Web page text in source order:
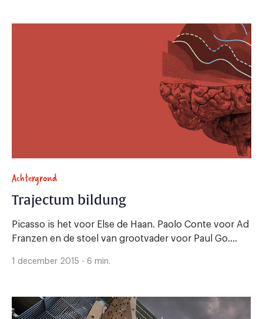
Achtergrond
Trajectum bildung
Picasso is het voor Else de Haan. Paolo Conte voor Ad
Franzen en de stoel van grootvader voor Paul Go....
1 december 2015 - 6 min.